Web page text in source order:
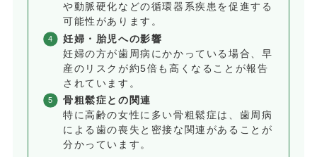
や動脈硬化などの循環器系疾患を促進する
可能性があります。
妊婦・胎児への影響
妊婦の方が歯周病にかかっている場合、早
産のリスクが約5倍も高くなることが報告
されています。
骨粗鬆症との関連
特に高齢の女性に多い骨粗鬆症は、歯周病
による歯の喪失と密接な関連があることが
分かっています。